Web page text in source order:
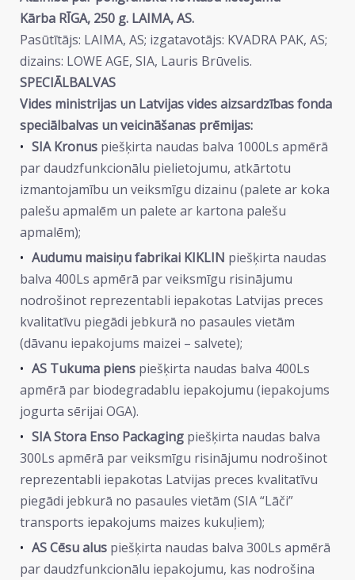
Kārba RĪGA, 250 g. LAIMA, AS.
Pasūtītājs: LAIMA, AS; izgatavotājs: KVADRA PAK, AS;
dizains: LOWE AGE, SIA, Lauris Brūvelis.
SPECIĀLBALVAS
Vides ministrijas un Latvijas vides aizsardzības fonda
speciālbalvas un veicināšanas prēmijas:
SIA Kronus piešķirta naudas balva 1000Ls apmērā
par daudzfunkcionālu pielietojumu, atkārtotu
izmantojamību un veiksmīgu dizainu (palete ar koka
palešu apmalēm un palete ar kartona palešu
apmalēm);
Audumu maisiņu fabrikai KIKLIN piešķirta naudas
balva 400Ls apmērā par veiksmīgu risinājumu
nodrošinot reprezentabli iepakotas Latvijas preces
kvalitatīvu piegādi jebkurā no pasaules vietām
(dāvanu iepakojums maizei – salvete);
AS Tukuma piens piešķirta naudas balva 400Ls
apmērā par biodegradablu iepakojumu (iepakojums
jogurta sērijai OGA).
SIA Stora Enso Packaging piešķirta naudas balva
300Ls apmērā par veiksmīgu risinājumu nodrošinot
reprezentabli iepakotas Latvijas preces kvalitatīvu
piegādi jebkurā no pasaules vietām (SIA “Lāči”
transports iepakojums maizes kukuļiem);
AS Cēsu alus piešķirta naudas balva 300Ls apmērā
par daudzfunkcionālu iepakojumu, kas nodrošina